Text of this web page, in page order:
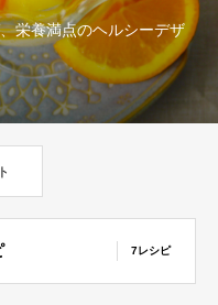
栄養満点のヘルシーデザ
7レシピ